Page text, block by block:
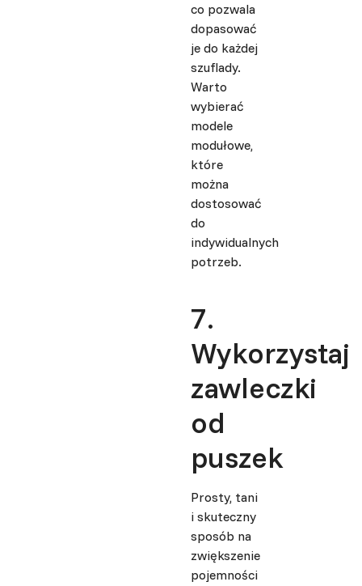
co pozwala
dopasować
je do każdej
szuflady.
Warto
wybierać
modele
modułowe,
które
można
dostosować
do
indywidualnych
potrzeb.
7.
Wykorzystaj
zawleczki
od
puszek
Prosty, tani
i skuteczny
sposób na
zwiększenie
pojemności